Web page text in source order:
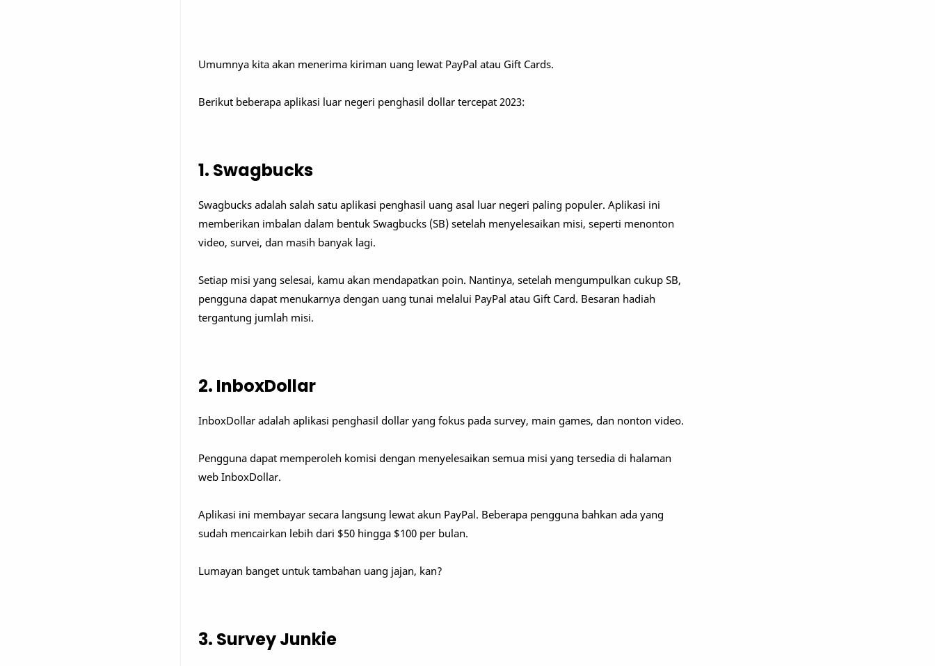
Umumnya kita akan menerima kiriman uang lewat PayPal atau Gift Cards.
Berikut beberapa aplikasi luar negeri penghasil dollar tercepat 2023:
1. Swagbucks
Swagbucks adalah salah satu aplikasi penghasil uang asal luar negeri paling populer. Aplikasi ini
memberikan imbalan dalam bentuk Swagbucks (SB) setelah menyelesaikan misi, seperti menonton
video, survei, dan masih banyak lagi.
Setiap misi yang selesai, kamu akan mendapatkan poin. Nantinya, setelah mengumpulkan cukup SB,
pengguna dapat menukarnya dengan uang tunai melalui PayPal atau Gift Card. Besaran hadiah
tergantung jumlah misi.
2. InboxDollar
InboxDollar adalah aplikasi penghasil dollar yang fokus pada survey, main games, dan nonton video.
Pengguna dapat memperoleh komisi dengan menyelesaikan semua misi yang tersedia di halaman
web InboxDollar.
Aplikasi ini membayar secara langsung lewat akun PayPal. Beberapa pengguna bahkan ada yang
sudah mencairkan lebih dari $50 hingga $100 per bulan.
Lumayan banget untuk tambahan uang jajan, kan?
3. Survey Junkie